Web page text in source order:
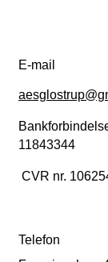
E-mail
11843344
CVR nr.
Telefon